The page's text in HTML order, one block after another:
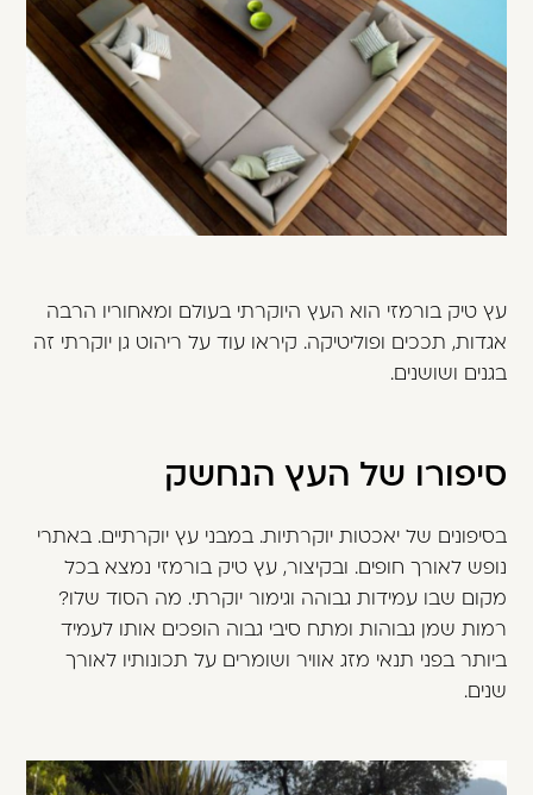
משתמש חדש/אורח
דאגנו לכם ליצירת חשבון קלה ומהירה במיוחד.
המשיכו למילוי פרטיכם ותוכלו ליהנות מהיתרונות של
משתמש רשום כבר עכשיו.
להרשמה
עץ טיק בורמזי הוא העץ היוקרתי בעולם ומאחוריו הרבה
אגדות, תככים ופוליטיקה. קיראו עוד על ריהוט גן יוקרתי זה
בגנים ושושנים.
סיפורו של העץ הנחשק
בסיפונים של יאכטות יוקרתיות. במבני עץ יוקרתיים. באתרי
נופש לאורך חופים. ובקיצור, עץ טיק בורמזי נמצא בכל
מקום שבו עמידות גבוהה וגימור יוקרתי. מה הסוד שלו?
רמות שמן גבוהות ומתח סיבי גבוה הופכים אותו לעמיד
ביותר בפני תנאי מזג אוויר ושומרים על תכונותיו לאורך
שנים.